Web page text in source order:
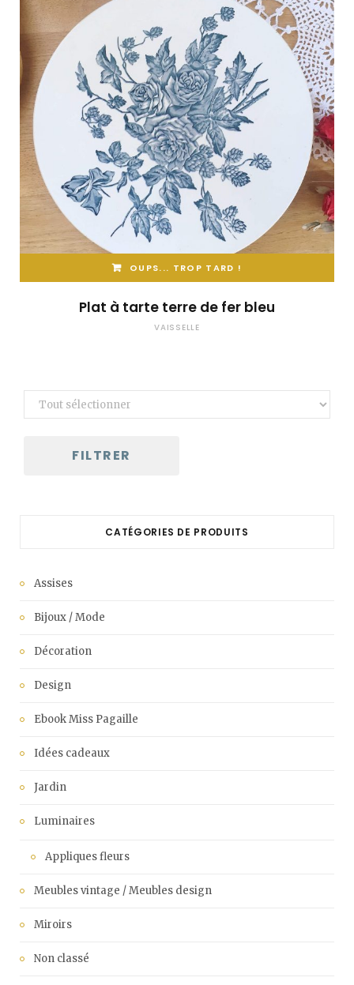
OUPS... TROP TARD !
Plat à tarte terre de fer bleu
VAISSELLE
FILTRER
CATÉGORIES DE PRODUITS
Assises
Bijoux / Mode
Décoration
Design
Ebook Miss Pagaille
Idées cadeaux
Jardin
Luminaires
Appliques fleurs
Meubles vintage / Meubles design
Miroirs
Non classé